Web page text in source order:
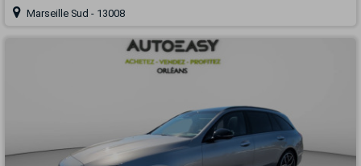
Marseille Sud - 13008